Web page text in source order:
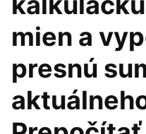
mien a
presnú